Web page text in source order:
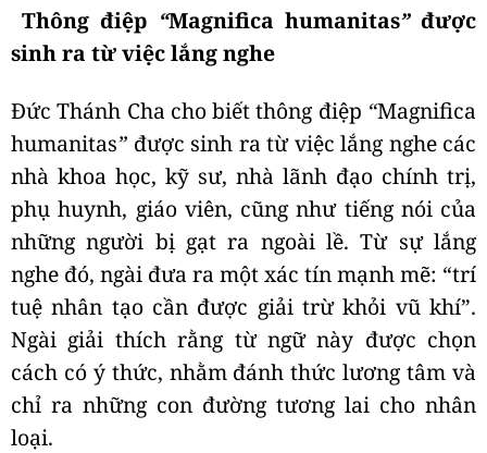
Thông điệp “Magnifica humanitas” được
sinh ra từ việc lắng nghe
Đức Thánh Cha cho biết thông điệp “Magnifica
humanitas” được sinh ra từ việc lắng nghe các
nhà khoa học, kỹ sư, nhà lãnh đạo chính trị,
phụ huynh, giáo viên, cũng như tiếng nói của
những người bị gạt ra ngoài lề. Từ sự lắng
nghe đó, ngài đưa ra một xác tín mạnh mẽ: “trí
tuệ nhân tạo cần được giải trừ khỏi vũ khí”.
Ngài giải thích rằng từ ngữ này được chọn
cách có ý thức, nhằm đánh thức lương tâm và
chỉ ra những con đường tương lai cho nhân
loại.